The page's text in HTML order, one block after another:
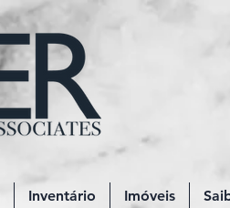
Inventário Imóveis